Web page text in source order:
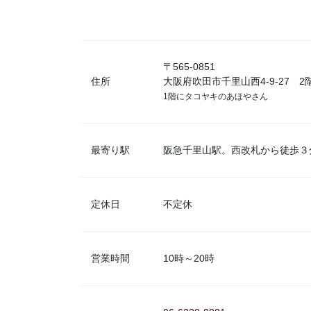
住所
〒565-0851
大阪府吹田市千里山西4-9-27 2
1階にタコヤキのあほやさん
最寄り駅 阪急千里山駅。西改札から徒歩
定休日 不定休
営業時間 10時～20時